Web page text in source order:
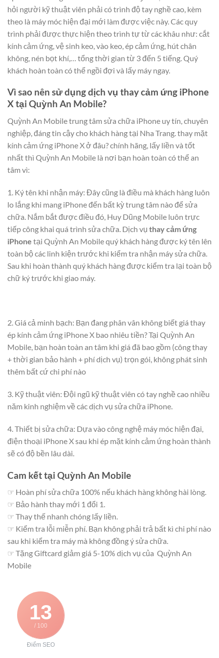
hỏi người kỹ thuật viên phải có trình độ tay nghề cao, kèm
theo là máy móc hiện đại mới làm được việc này. Các quy
trình phải được thực hiện theo trình tự từ các khâu như: cắt
kính cảm ứng, vệ sinh keo, vào keo, ép cảm ứng, hút chân
không, nén bọt khí,… tổng thời gian từ 3 đến 5 tiếng. Quý
khách hoàn toàn có thể ngồi đợi và lấy máy ngay.
Vì sao nên sử dụng dịch vụ thay cảm ứng iPhone
X tại Quỳnh An Mobile?
Quỳnh An Mobile trung tâm sửa chữa iPhone uy tín, chuyên
nghiệp, đáng tin cậy cho khách hàng tại Nha Trang. thay mặt
kính cảm ứng iPhone X ở đâu? chính hãng, lấy liền và tốt
nhất thì Quỳnh An Mobile là nơi bạn hoàn toàn có thể an
tâm vì:
1. Ký tên khi nhận máy: Đây cũng là điều mà khách hàng luôn
lo lắng khi mang iPhone đến bất kỳ trung tâm nào để sửa
chữa. Nắm bắt được điều đó, Huy Dũng Mobile luôn trực
tiếp công khai quá trình sửa chữa. Dịch vụ thay cảm ứng
iPhone tại Quỳnh An Mobile quý khách hàng được ký tên lên
toàn bộ các linh kiện trước khi kiểm tra nhận máy sửa chữa.
Sau khi hoàn thành quý khách hàng được kiểm tra lại toàn bộ
chữ ký trước khi giao máy.
2. Giá cả minh bạch: Bạn đang phân vân không biết giá thay
ép kính cảm ứng iPhone X bao nhiêu tiền? Tại Quỳnh An
Mobile, bạn hoàn toàn an tâm khi giá đã bao gồm (công thay
+ thời gian bảo hành + phí dịch vụ) trọn gói, không phát sinh
thêm bất cứ chi phí nào
3. Kỹ thuật viên: Đội ngũ kỹ thuật viên có tay nghề cao nhiều
năm kinh nghiệm về các dịch vụ sửa chữa iPhone.
4. Thiết bị sửa chữa: Dựa vào công nghệ máy móc hiện đại,
điện thoại iPhone X sau khi ép mặt kính cảm ứng hoàn thành
sẽ có độ bền lâu dài.
Cam kết tại Quỳnh An Mobile
☞ Hoàn phí sửa chữa 100% nếu khách hàng không hài lòng.
☞ Bảo hành thay mới 1 đổi 1.
☞ Thay thế nhanh chóng lấy liền.
☞ Kiểm tra lỗi miễn phí. Bạn không phải trả bất kì chi phí nào
sau khi kiểm tra máy mà không đồng ý sửa chữa.
☞ Tặng Giftcard giảm giá 5-10% dịch vụ của Quỳnh An
Mobile
13
/ 100
Điểm SEO